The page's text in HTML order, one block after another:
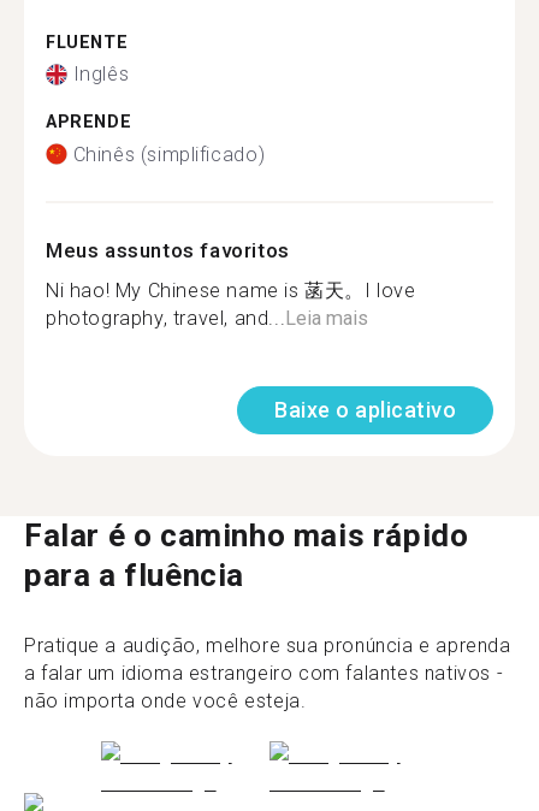
FLUENTE
Inglês
APRENDE
Chinês (simplificado)
Meus assuntos favoritos
Ni hao! My Chinese name is 菡天。I love
photography, travel, and... Leia mais
Baixe o aplicativo
Falar é o caminho mais rápido
para a fluência
Pratique a audição, melhore sua pronúncia e aprenda
a falar um idioma estrangeiro com falantes nativos -
não importa onde você esteja.